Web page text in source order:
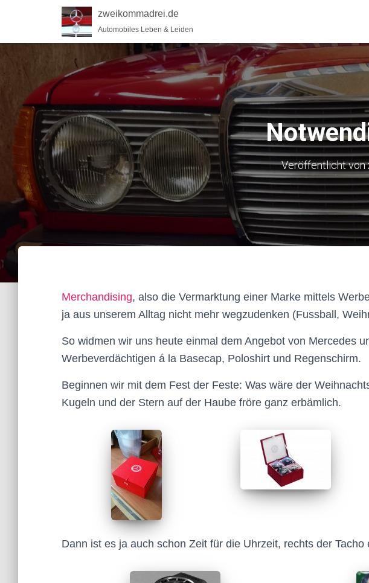
zweikommadrei.de
Automobiles Leben & Leiden
Veröffentlicht von
Merchandising, also die Vermarktung einer Marke mittels
ja aus unserem Alltag nicht mehr wegzudenken (Fussball,
So widmen wir uns heute einmal dem Angebot von Mercedes
Werbeverdächtigen á la Basecap, Poloshirt und Regenschirm.
Beginnen wir mit dem Fest der Feste: Was wäre der
Kugeln und der Stern auf der Haube fröre ganz erbämlich.
Dann ist es ja auch schon Zeit für die Uhrzeit, rechts der Tacho